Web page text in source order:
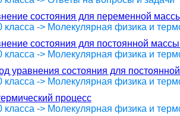
состояния для переменной
класса -> Молекулярная физика и
состояния для постоянной
класса -> Молекулярная физика и
уравнения состояния для
класса -> Молекулярная физика и
процесс
класса -> Молекулярная физика и